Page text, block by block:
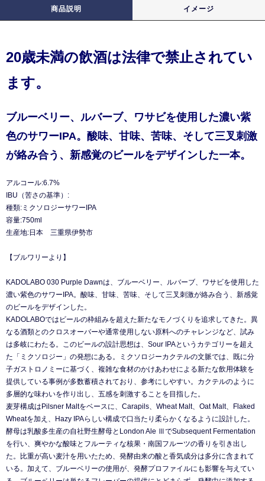
商品説明 イメージ
20歳未満の飲酒は法律で禁止されてい
ます。
ブルーベリー、ルバーブ、ワサビを使用した濃い紫
色のサワーIPA。酸味、甘味、苦味、そして三叉刺激
が絡み合う、新感覚のビールをデザインした一本。
アルコール:6.7%
IBU（苦さの基準）:
種類:ミクソロジーサワーIPA
容量:750ml
生産地:日本 三重県伊勢市
【ブルワリーより】
KADOLABO 030 Purple Dawnは、ブルーベリー、ルバーブ、ワサビを使用した
濃い紫色のサワーIPA。酸味、甘味、苦味、そして三叉刺激が絡み合う、新感覚
のビールをデザインした。
KADOLABOではビールの枠組みを超えた新たなモノづくりを追求してきた。異
なる酒類とのクロスオーバーや通常使用しない原料へのチャレンジなど、試み
は多岐にわたる。このビールの設計思想は、Sour IPAというカテゴリーを超え
た「ミクソロジー」の発想にある。ミクソロジーカクテルの文脈では、既に分
子ガストロノミーに基づく、複雑な食材のかけあわせによる新たな飲用体験を
提供している事例が多数蓄積されており、参考にしやすい。カクテルのように
多層的な味わいを作り出し、五感を刺激することを目指した。
麦芽構成はPilsner Maltをベースに、Carapils、Wheat Malt、Oat Malt、Flaked
Wheatを加え、Hazy IPAらしい構成で口当たり柔らかくなるように設計した。
酵母は乳酸多生産の自社野生酵母とLondon Ale ⅢでSubsequent Fermentation
を行い、爽やかな酸味とフルーティな核果・南国フルーツの香りを引き出し
た。比重が高い麦汁を用いたため、発酵由来の酸と香気成分は多分に含まれて
いる。加えて、ブルーベリーの使用が、発酵プロファイルにも影響を与えてい